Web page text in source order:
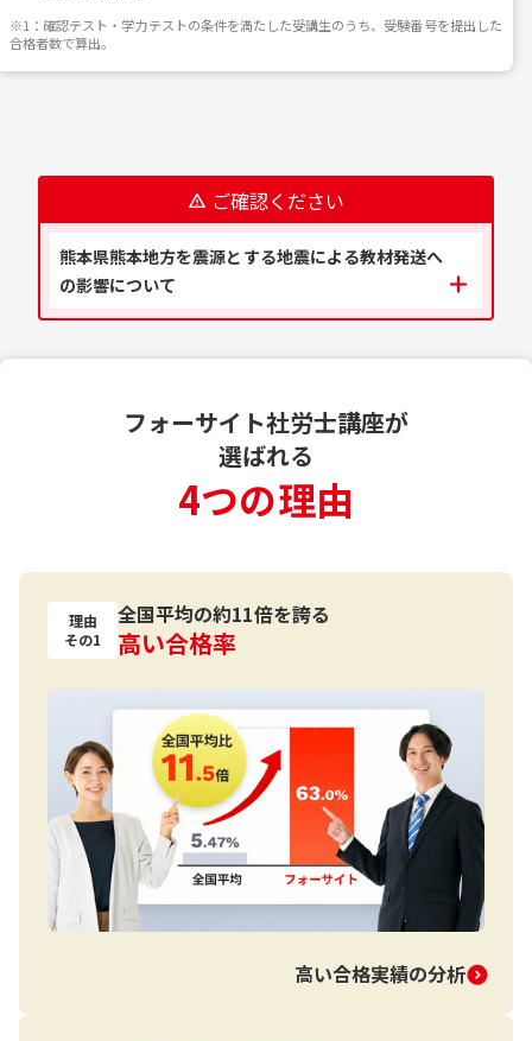
※1：確認テスト・学力テストの条件を満たした受講生のうち、受験番号を提出した
合格者数で算出。
ご確認ください
熊本県熊本地方を震源とする地震による教材発送へ
の影響について
フォーサイト社労士講座が
選ばれる
4つの理由
理由
その1
全国平均の約11倍を誇る
高い合格率
高い合格実績の分析